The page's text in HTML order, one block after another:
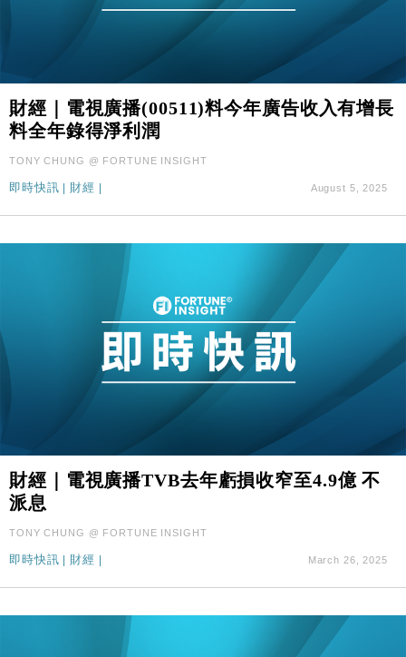
財經｜電視廣播(00511)料今年廣告收入有增長
料全年錄得淨利潤
TONY CHUNG @ FORTUNE INSIGHT
即時快訊 | 財經 | August 5, 2025
財經｜電視廣播TVB去年虧損收窄至4.9億 不
派息
TONY CHUNG @ FORTUNE INSIGHT
即時快訊 | 財經 | March 26, 2025